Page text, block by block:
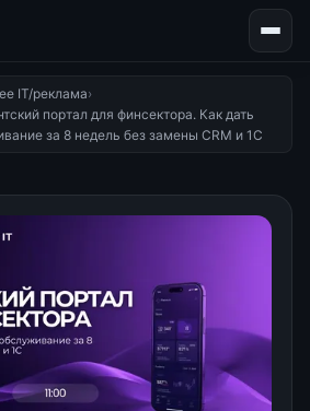
IT/реклама›
портал для финсектора. Как дать
за 8 недель без замены CRM и 1С